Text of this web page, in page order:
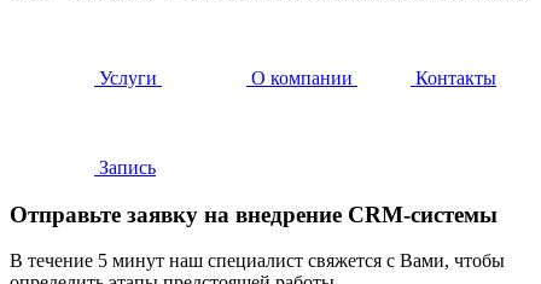
Услуги О компании Контакты
Запись
Отправьте заявку на внедрение CRM-системы
В течение 5 минут наш специалист свяжется с Вами, чтобы